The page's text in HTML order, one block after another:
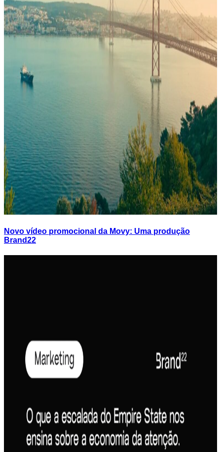
Novo vídeo promocional da Movy: Uma produção
Brand22